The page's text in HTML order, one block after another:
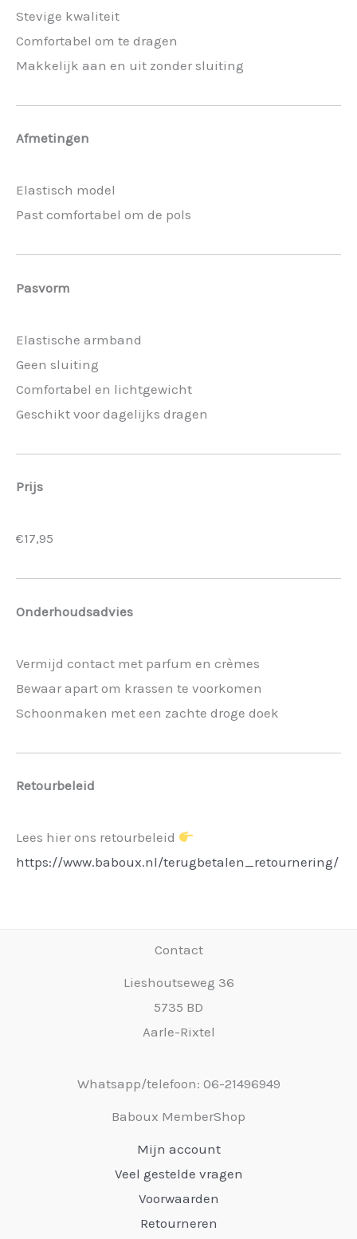
Stevige kwaliteit
Comfortabel om te dragen
Makkelijk aan en uit zonder sluiting
Afmetingen
Elastisch model
Past comfortabel om de pols
Pasvorm
Elastische armband
Geen sluiting
Comfortabel en lichtgewicht
Geschikt voor dagelijks dragen
Prijs
€17,95
Onderhoudsadvies
Vermijd contact met parfum en crèmes
Bewaar apart om krassen te voorkomen
Schoonmaken met een zachte droge doek
Retourbeleid
Lees hier ons retourbeleid
https://www.baboux.nl/terugbetalen_retournering/
Contact
Lieshoutseweg 36
5735 BD
Aarle-Rixtel
Whatsapp/telefoon: 06-21496949
Baboux MemberShop
Mijn account
Veel gestelde vragen
Voorwaarden
Retourneren